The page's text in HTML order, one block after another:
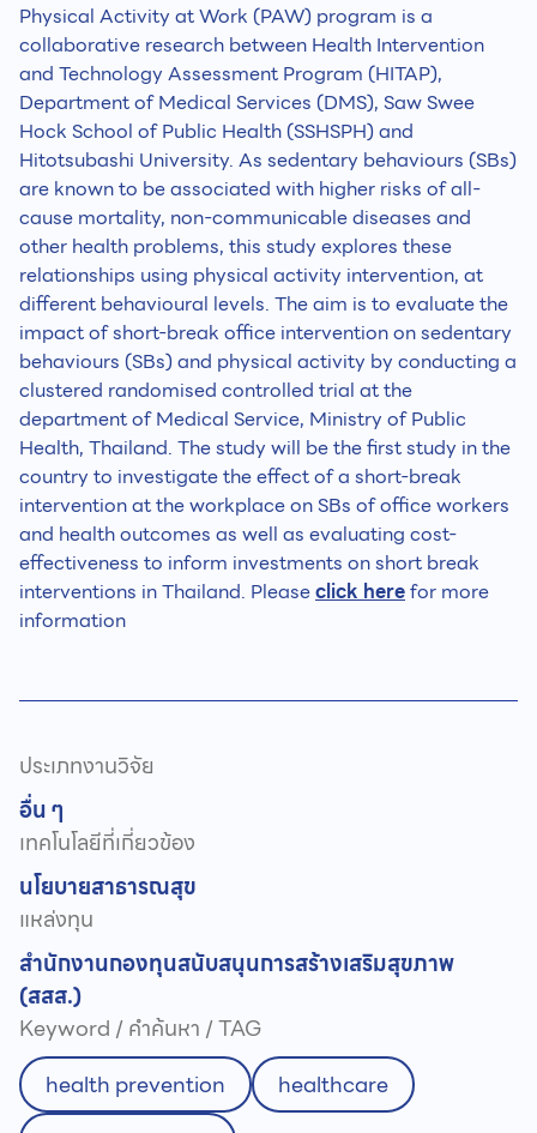
Physical Activity at Work (PAW) program is a
collaborative research between Health Intervention
and Technology Assessment Program (HITAP),
Department of Medical Services (DMS), Saw Swee
Hock School of Public Health (SSHSPH) and
Hitotsubashi University. As sedentary behaviours (SBs)
are known to be associated with higher risks of all-
cause mortality, non-communicable diseases and
other health problems, this study explores these
relationships using physical activity intervention, at
different behavioural levels. The aim is to evaluate the
impact of short-break office intervention on sedentary
behaviours (SBs) and physical activity by conducting a
clustered randomised controlled trial at the
department of Medical Service, Ministry of Public
Health, Thailand. The study will be the first study in the
country to investigate the effect of a short-break
intervention at the workplace on SBs of office workers
and health outcomes as well as evaluating cost-
effectiveness to inform investments on short break
interventions in Thailand. Pleaseclick herefor more
information
ประเภทงานวิจัย
อื่น ๆ
เทคโนโลยีที่เกี่ยวข้อง
นโยบายสาธารณสุข
แหล่งทุน
สำนักงานกองทุนสนับสนุนการสร้างเสริมสุขภาพ
(สสส.)
Keyword / คำค้นหา / TAG
health prevention
healthcare